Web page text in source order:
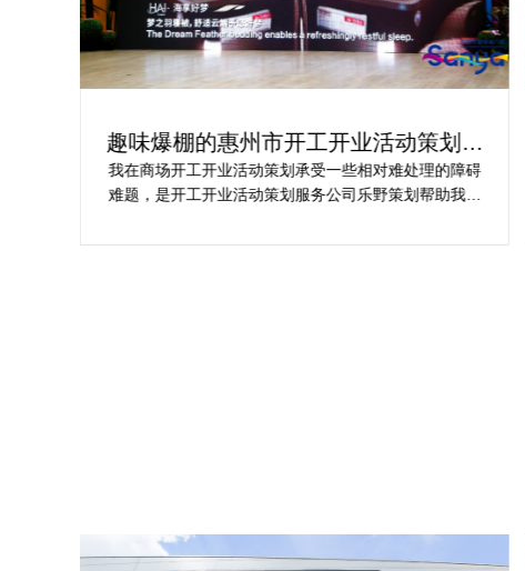
活动开业盛典策划方案究竟怎么实现梦
想活动
在决定莆田活动策划开业盛典公司时，危总对其创意、
行业经验、媒体资源特别注意，对营销落地时的执行一
理念理解不足，导致宣传方案不匹配。